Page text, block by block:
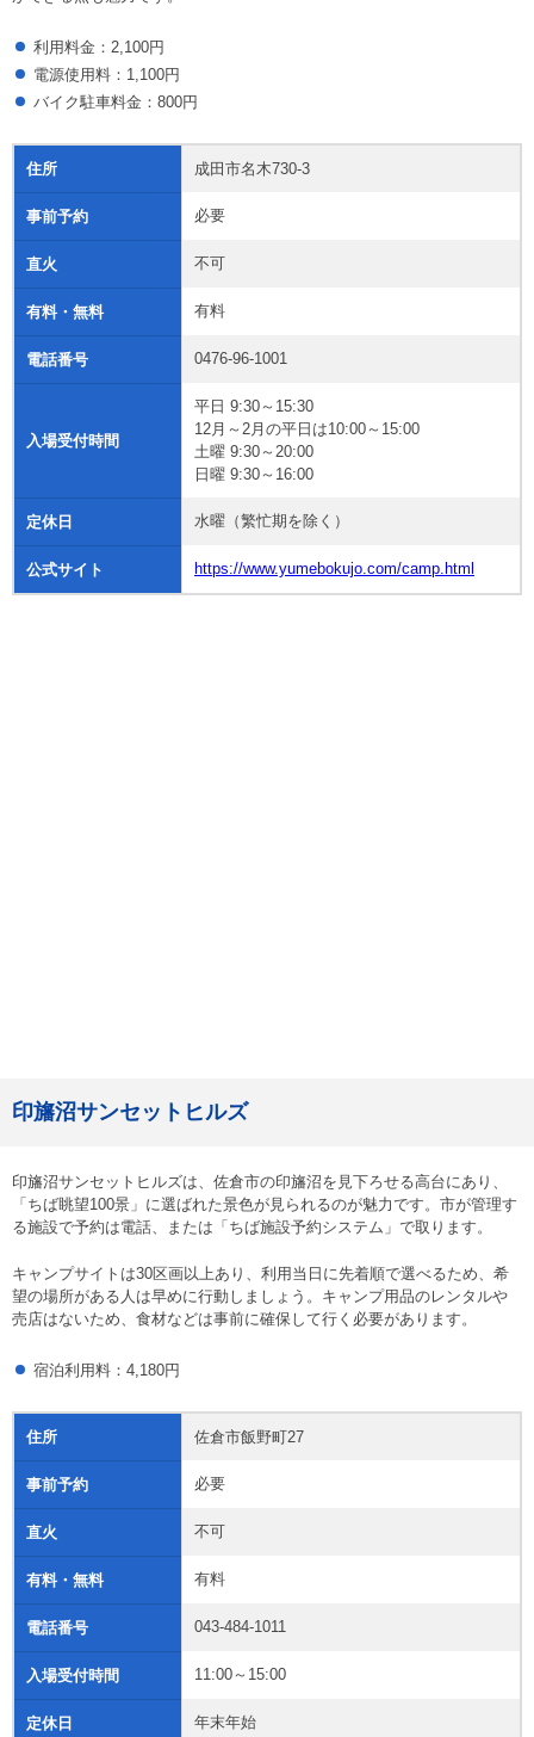
利用料金：2,100円
電源使用料：1,100円
バイク駐車料金：800円
住所 成田市名木730-3
事前予約 必要
直火 不可
有料・無料 有料
電話番号 0476-96-1001
入場受付時間
平日 9:30～15:30
12月～2月の平日は10:00～15:00
土曜 9:30～20:00
日曜 9:30～16:00
定休日 水曜（繁忙期を除く）
公式サイト https://www.yumebokujo.com/camp.html
印旛沼サンセットヒルズ
印旛沼サンセットヒルズは、佐倉市の印旛沼を見下ろせる高台にあり、
「ちば眺望100景」に選ばれた景色が見られるのが魅力です。市が管理す
る施設で予約は電話、または「ちば施設予約システム」で取ります。
キャンプサイトは30区画以上あり、利用当日に先着順で選べるため、希
望の場所がある人は早めに行動しましょう。キャンプ用品のレンタルや
売店はないため、食材などは事前に確保して行く必要があります。
宿泊利用料：4,180円
住所 佐倉市飯野町27
事前予約 必要
直火 不可
有料・無料 有料
電話番号 043-484-1011
入場受付時間 11:00～15:00
定休日 年末年始